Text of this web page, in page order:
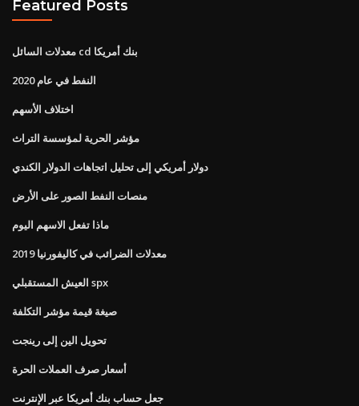
Featured Posts
معدلات السائل cd بنك أمريكا
النفط في عام 2020
اختلاف الأسهم
مؤشر الحرية لمؤسسة التراث
دولار أمريكي إلى تحليل اتجاهات الدولار الكندي
منصات النفط الصور على الأرض
ماذا تفعل الاسهم اليوم
معدلات الضرائب في كاليفورنيا 2019
العيش المستقبلي spx
صيغة قيمة مؤشر التكلفة
تحويل الين إلى رينجت
أسعار صرف العملات الحرة
جعل حساب بنك أمريكا عبر الإنترنت